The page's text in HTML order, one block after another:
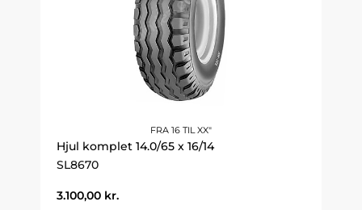
FRA 16 TIL XX"
Hjul komplet 14.0/65 x 16/14
SL8670
3.100,00 kr.